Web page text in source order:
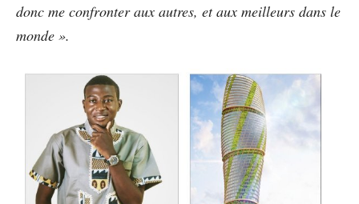
donc me confronter aux autres, et aux meilleurs dans le
monde ».